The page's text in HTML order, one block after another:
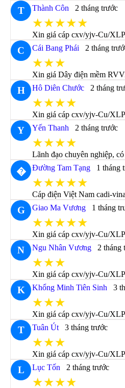
T Thành Côn 2 tháng trước
★★★★★
Xin giá cáp cxv/yjv-Cu/
C Cái Bang Phái 2 tháng
★★★
Xin giá Dây điện mềm
H Hô Diên Chước 2 tháng
★★★★
Xin giá cáp cxv/yjv-Cu/
Y Yến Thanh 2 tháng trước
★★★★
Lãnh đạo chuyên nghiệp,
� Đường Tam Tạng 1 tháng
★★★★★
Cáp điện Việt Nam cadi-
G Giao Ma Vương 1 tháng
★★★★★
Xin giá cáp cxv/yjv-Cu/
N Ngu Nhân Vương 2 tháng
★★★
Xin giá cáp cxv/yjv-Cu/
K Khổng Minh Tiên Sinh 3
★★★
Xin giá cáp cxv/yjv-Cu/
T Tuân Út 3 tháng trước
★★★
Xin giá cáp cxv/yjv-Cu/
L Lục Tốn 2 tháng trước
★★★★